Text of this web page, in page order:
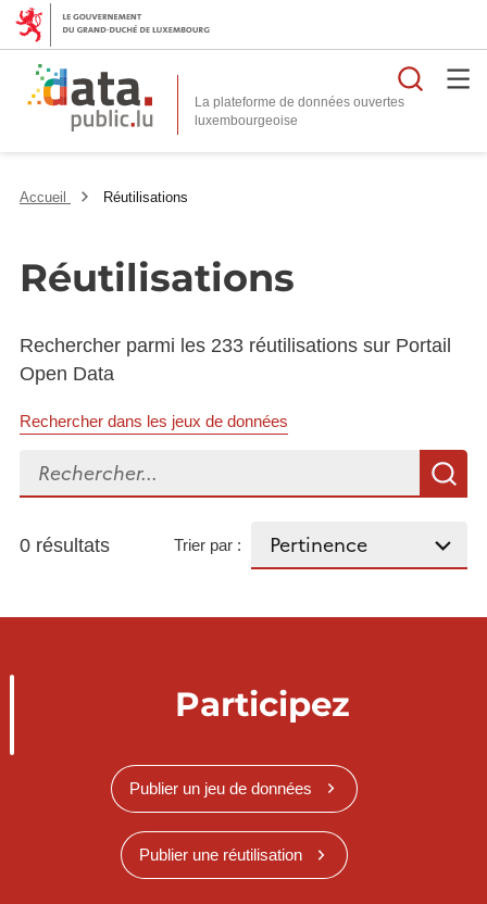
La plateforme de données ouvertes
Accueil Réutilisations
Réutilisations
Rechercher parmi les 233 réutilisations sur Portail
Open Data
Rechercher dans les jeux de données
Rechercher...
0 résultats Trier par :
Participez
Publier un jeu de données
Publier une réutilisation